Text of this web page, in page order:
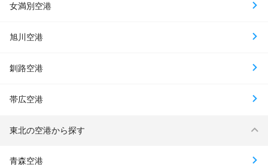
女満別空港
旭川空港
釧路空港
帯広空港
東北の空港から探す
青森空港